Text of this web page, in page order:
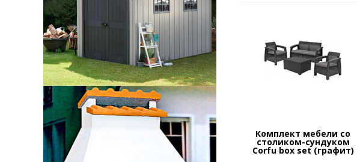
Комплект мебели со
столиком-сундуком
Corfu box set (графит)